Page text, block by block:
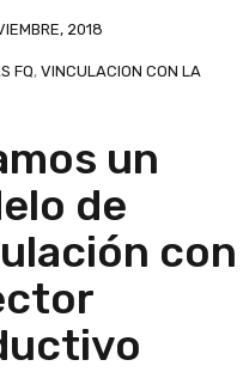
2018
FQ, VINCULACION CON LA
un
de
con